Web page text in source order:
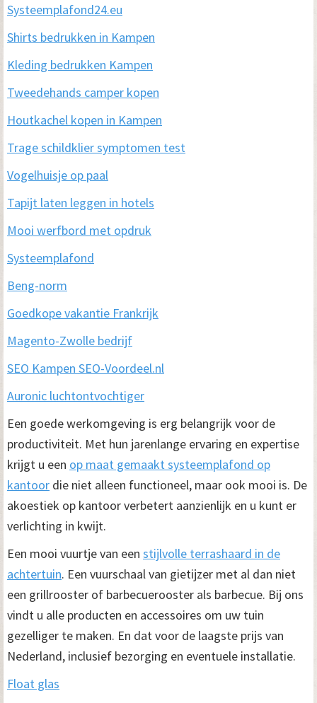
Systeemplafond24.eu
Shirts bedrukken in Kampen
Kleding bedrukken Kampen
Tweedehands camper kopen
Houtkachel kopen in Kampen
Trage schildklier symptomen test
Vogelhuisje op paal
Tapijt laten leggen in hotels
Mooi werfbord met opdruk
Systeemplafond
Beng-norm
Goedkope vakantie Frankrijk
Magento-Zwolle bedrijf
SEO Kampen SEO-Voordeel.nl
Auronic luchtontvochtiger
Een goede werkomgeving is erg belangrijk voor de
productiviteit. Met hun jarenlange ervaring en expertise
krijgt u een op maat gemaakt systeemplafond op
kantoor die niet alleen functioneel, maar ook mooi is. De
akoestiek op kantoor verbetert aanzienlijk en u kunt er
verlichting in kwijt.
Een mooi vuurtje van een stijlvolle terrashaard in de
achtertuin. Een vuurschaal van gietijzer met al dan niet
een grillrooster of barbecuerooster als barbecue. Bij ons
vindt u alle producten en accessoires om uw tuin
gezelliger te maken. En dat voor de laagste prijs van
Nederland, inclusief bezorging en eventuele installatie.
Float glas